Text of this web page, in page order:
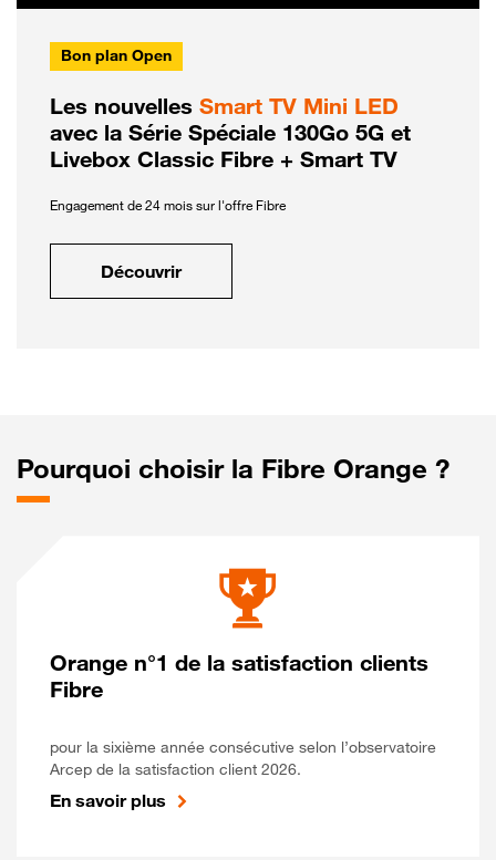
Bon plan Open
Les nouvelles Smart TV Mini LED
avec la Série Spéciale 130Go 5G et
Livebox Classic Fibre + Smart TV
Engagement de 24 mois sur l'offre Fibre
Découvrir
Pourquoi choisir la Fibre Orange ?
Orange n°1 de la satisfaction clients
Fibre
pour la sixième année consécutive selon l’observatoire
Arcep de la satisfaction client 2026.
En savoir plus